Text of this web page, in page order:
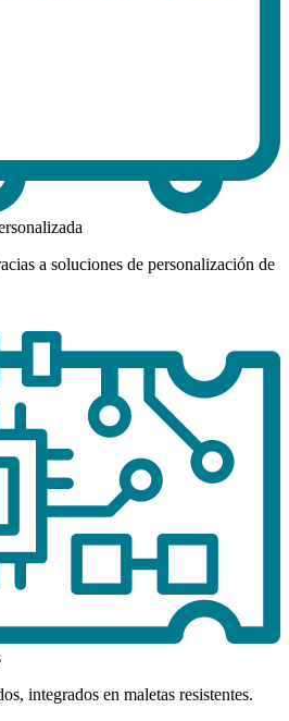
a soluciones de personalización de
integrados en maletas resistentes.